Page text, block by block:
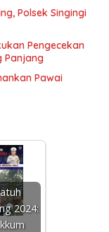
Polsek Singingi
Pengecekan
Panjang
Pawai
2024: